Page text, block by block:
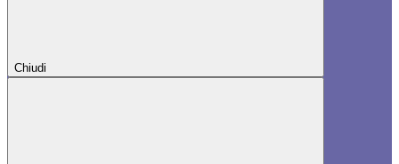
Chiudi